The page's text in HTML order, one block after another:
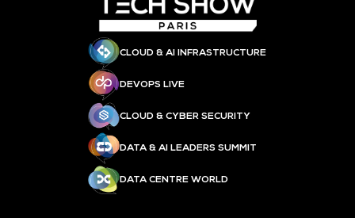
CLOUD & AI INFRASTRUCTURE
DEVOPS LIVE
CLOUD & CYBER SECURITY
DATA & AI LEADERS SUMMIT
DATA CENTRE WORLD